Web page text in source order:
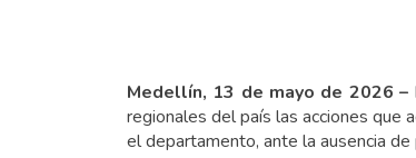
Medellín, 13 de mayo de 2026 –
regionales del país las acciones que
el departamento, ante la ausencia